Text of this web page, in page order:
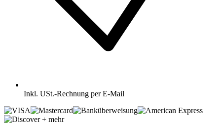
Inkl. USt.-Rechnung per E-Mail
+ mehr